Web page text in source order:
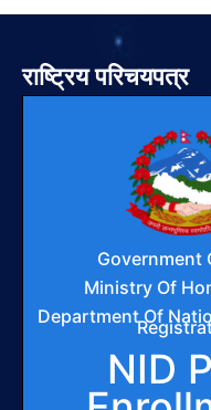
राष्ट्रिय परिचयपत्र